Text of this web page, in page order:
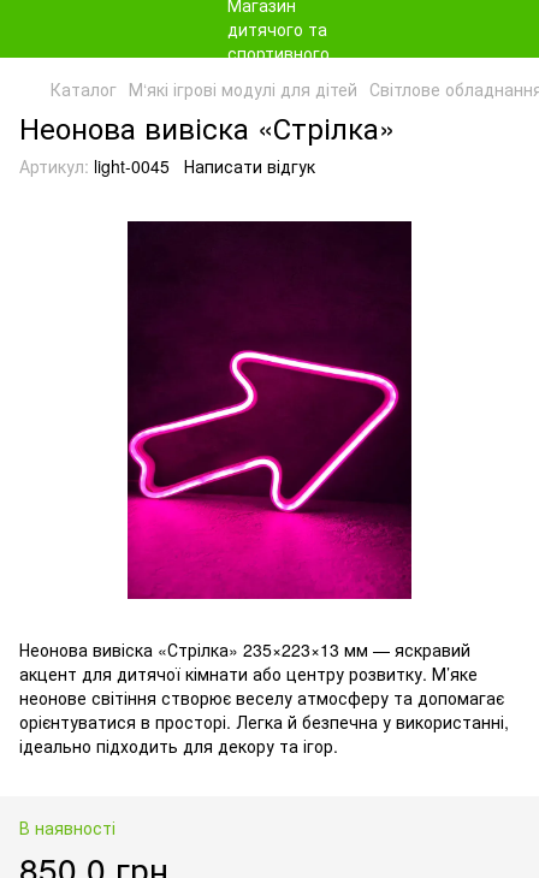
Каталог М‘які ігрові модулі для дітей Світлове
Неонова вивіска «Стрілка»
Артикул: light-0045 Написати відгук
Неонова вивіска «Стрілка» 235×223×13 мм — яскравий
акцент для дитячої кімнати або центру розвитку. М’яке
неонове світіння створює веселу атмосферу та допомагає
орієнтуватися в просторі. Легка й безпечна у використанні,
ідеально підходить для декору та ігор.
В наявності
850.0 грн